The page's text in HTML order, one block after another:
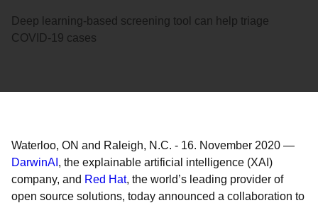
Deep learning-based screening tool can help triage
COVID-19 cases
Waterloo, ON and Raleigh, N.C. - 16. November 2020 —
DarwinAI , the explainable artificial intelligence (XAI)
company, and Red Hat, the world’s leading provider of
open source solutions, today announced a collaboration to